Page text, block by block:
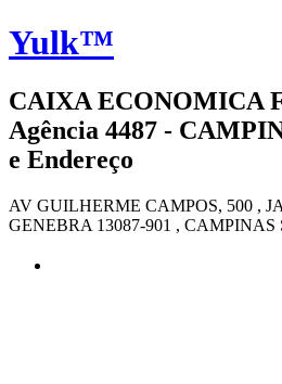
Yulk™
CAIXA ECONOMICA
Agência 4487 -
e Endereço
AV GUILHERME CAMPOS, 500 ,
GENEBRA 13087-901 , CAMPINAS